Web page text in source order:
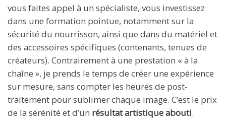
vous faites appel à un spécialiste, vous investissez
dans une formation pointue, notamment sur la
sécurité du nourrisson, ainsi que dans du matériel et
des accessoires spécifiques (contenants, tenues de
créateurs). Contrairement à une prestation « à la
chaîne », je prends le temps de créer une expérience
sur mesure, sans compter les heures de post-
traitement pour sublimer chaque image. C’est le prix
de la sérénité et d’un résultat artistique abouti.